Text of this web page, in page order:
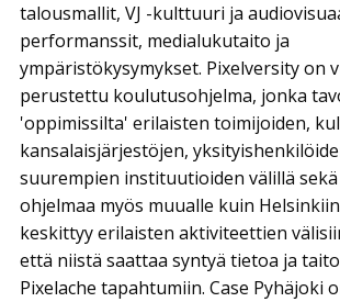
talousmallit, VJ -kulttuuri ja
performanssit, medialukutaito ja
ympäristökysymykset. Pixelversity on
perustettu koulutusohjelma, jonka
'oppimissilta' erilaisten toimijoiden,
kansalaisjärjestöjen,
suurempien instituutioiden välillä
ohjelmaa myös muualle kuin
keskittyy erilaisten aktiviteettien
että niistä saattaa syntyä tietoa ja
Pixelache tapahtumiin. Case Pyhäjoki